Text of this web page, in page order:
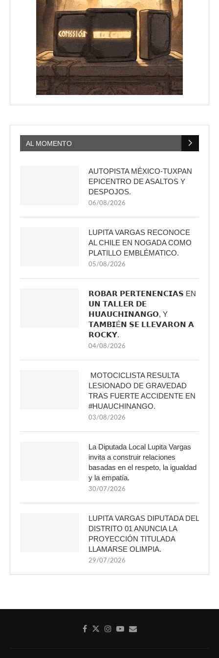
AL MOMENTO
AUTOPISTA MÉXICO-TUXPAN
EPICENTRO DE ASALTOS Y
DESPOJOS.
06/08/2026
LUPITA VARGAS RECONOCE
AL CHILE EN NOGADA COMO
PLATILLO EMBLÉMATICO.
05/08/2026
𝗥𝗢𝗕𝗔𝗥 𝗣𝗘𝗥𝗧𝗘𝗡𝗘𝗡𝗖𝗜𝗔𝗦 EN
𝗨𝗡 𝗧𝗔𝗟𝗟𝗘𝗥 𝗗𝗘
𝗛𝗨𝗔𝗨𝗖𝗛𝗜𝗡𝗔𝗡𝗚𝗢, Y
𝗧𝗔𝗠𝗕𝗜É𝗡 𝗦𝗘 𝗟𝗟𝗘𝗩𝗔𝗥𝗢𝗡 𝗔
𝗥𝗢𝗖𝗞𝗬.
04/08/2026
MOTOCICLISTA RESULTA
LESIONADO DE GRAVEDAD
TRAS FUERTE ACCIDENTE EN
#HUAUCHINANGO.
03/08/2026
La Diputada Local Lupita Vargas
invita a construir relaciones
basadas en el respeto, la igualdad
y la empatía.
30/07/2026
LUPITA VARGAS DIPUTADA DEL
DISTRITO 01 ANUNCIA LA
PROYECCIÓN TITULADA
LLAMARSE OLIMPIA.
29/07/2026